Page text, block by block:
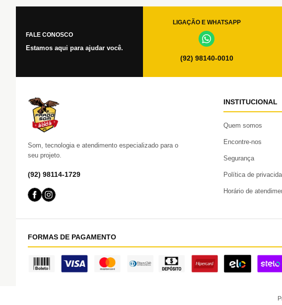
FALE CONOSCO
Estamos aqui para ajudar você.
LIGAÇÃO E WHATSAPP
(92) 98140-0010
Som, tecnologia e atendimento especializado para o
seu projeto.
(92) 98114-1729
INSTITUCIONAL
Quem somos
Encontre-nos
Segurança
Política de
Horário de
FORMAS DE PAGAMENTO